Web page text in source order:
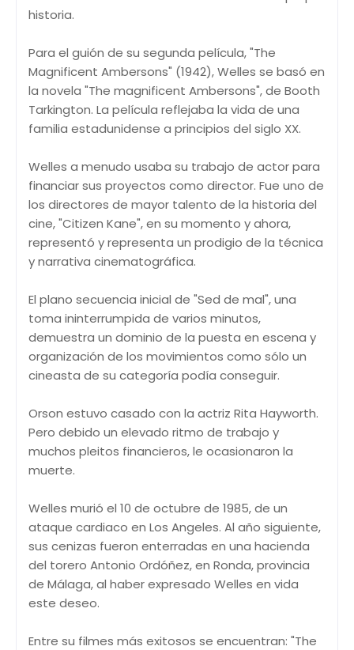
historia.
Para el guión de su segunda película, "The
Magnificent Ambersons" (1942), Welles se basó en
la novela "The magnificent Ambersons", de Booth
Tarkington. La película reflejaba la vida de una
familia estadunidense a principios del siglo XX.
Welles a menudo usaba su trabajo de actor para
financiar sus proyectos como director. Fue uno de
los directores de mayor talento de la historia del
cine, "Citizen Kane", en su momento y ahora,
representó y representa un prodigio de la técnica
y narrativa cinematográfica.
El plano secuencia inicial de "Sed de mal", una
toma ininterrumpida de varios minutos,
demuestra un dominio de la puesta en escena y
organización de los movimientos como sólo un
cineasta de su categoría podía conseguir.
Orson estuvo casado con la actriz Rita Hayworth.
Pero debido un elevado ritmo de trabajo y
muchos pleitos financieros, le ocasionaron la
muerte.
Welles murió el 10 de octubre de 1985, de un
ataque cardiaco en Los Angeles. Al año siguiente,
sus cenizas fueron enterradas en una hacienda
del torero Antonio Ordóñez, en Ronda, provincia
de Málaga, al haber expresado Welles en vida
este deseo.
Entre su filmes más exitosos se encuentran: "The